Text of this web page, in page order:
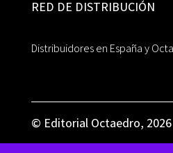
RED DE DISTRIBUCIÓN
Distribuidores en España y
© Editorial Octaedro, 2026